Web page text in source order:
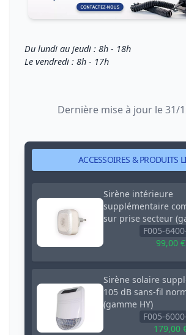
ACCESSOIRES & PRODUITS
Sirène intérieure
supplémentaire
sur prise secteur
F005-
99,00 €
Sirène solaire
105 dB sans-fil
(gamme HY)
F005-
179,00
Du lundi au jeudi : 8h - 18h
Le vendredi : 8h - 17h
Dernière mise à jour le 31/